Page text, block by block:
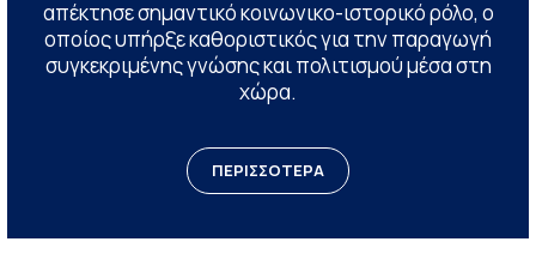
απέκτησε σημαντικό κοινωνικο-ιστορικό ρόλο, ο
οποίος υπήρξε καθοριστικός για την παραγωγή
συγκεκριμένης γνώσης και πολιτισμού μέσα στη
χώρα.
ΠΕΡΙΣΣΟΤΕΡΑ